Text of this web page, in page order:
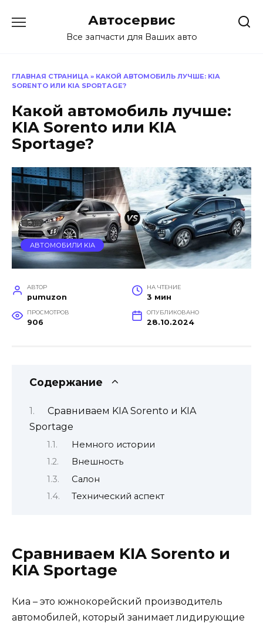
Автосервис
Все запчасти для Ваших авто
ГЛАВНАЯ СТРАНИЦА » КАКОЙ АВТОМОБИЛЬ ЛУЧШЕ: KIA
SORENTO ИЛИ KIA SPORTAGE?
Какой автомобиль лучше:
KIA Sorento или KIA
Sportage?
АВТОМОБИЛИ KIA
АВТОР
pumuzon
НА ЧТЕНИЕ
3 мин
ПРОСМОТРОВ
906
ОПУБЛИКОВАНО
28.10.2024
Содержание
Сравниваем KIA Sorento и KIA
Sportage
Немного истории
Внешность
Салон
Технический аспект
Сравниваем KIA Sorento и
KIA Sportage
Киа – это южнокорейский производитель
автомобилей, который занимает лидирующие